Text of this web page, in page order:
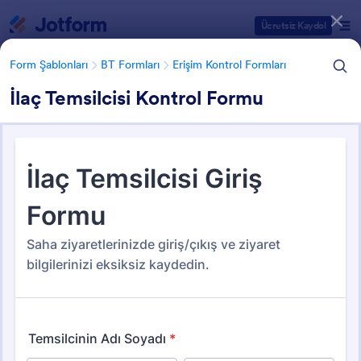
Ücretsiz Kaydol
Form Şablonları BT Formları Erişim Kontrol Formları
İlaç Temsilcisi Kontrol Formu
Form Şablonları BT Formları Erişim Kontrol Formları
Erişim Kontrol Formları
Form Şablonu Kategorileri